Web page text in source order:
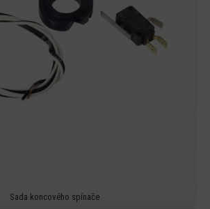
Sada koncového spínače